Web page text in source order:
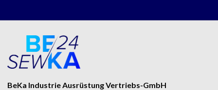
BeKa Industrie Ausrüstung Vertriebs-GmbH